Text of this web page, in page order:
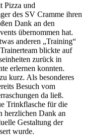
Pizza und
des SV Cramme ihren
Dank an den
übernommen hat.
anderen „Training“
blickte auf
zurück in
erlernen konnten.
kurz. Als besonderes
Besuch vom
da ließ.
Trinkflasche für die
herzlichen Dank an
Gestaltung der
wurde.